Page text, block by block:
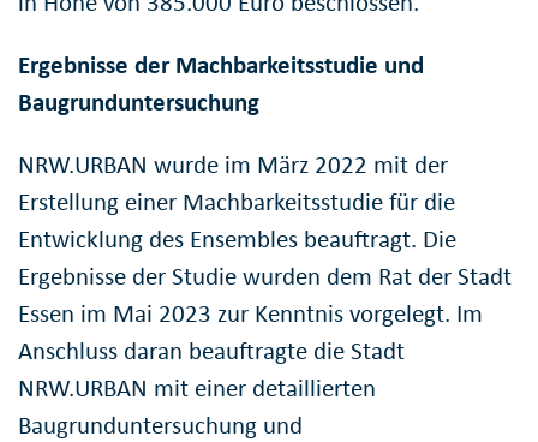
Ergebnisse der Machbarkeitsstudie und
Baugrunduntersuchung
NRW.URBAN wurde im März 2022 mit der
Erstellung einer Machbarkeitsstudie für die
Entwicklung des Ensembles beauftragt. Die
Ergebnisse der Studie wurden dem Rat der Stadt
Essen im Mai 2023 zur Kenntnis vorgelegt. Im
Anschluss daran beauftragte die Stadt
NRW.URBAN mit einer detaillierten
Baugrunduntersuchung und